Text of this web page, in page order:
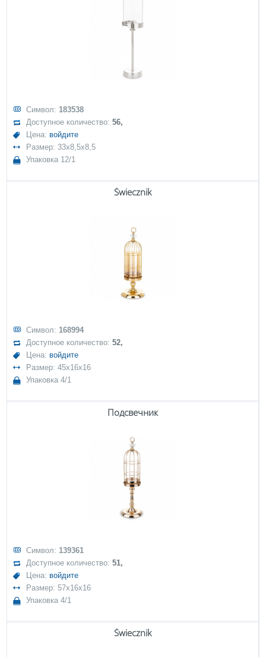
Символ: 183538
Доступное количество:56,
Цена: войдите
Размер: 33x8,5x8,5
Упаковка 12/1
Świecznik
Символ: 168994
Доступное количество:52,
Цена: войдите
Размер: 45x16x16
Упаковка 4/1
Подсвечник
Символ: 139361
Доступное количество:51,
Цена: войдите
Размер: 57x16x16
Упаковка 4/1
Świecznik